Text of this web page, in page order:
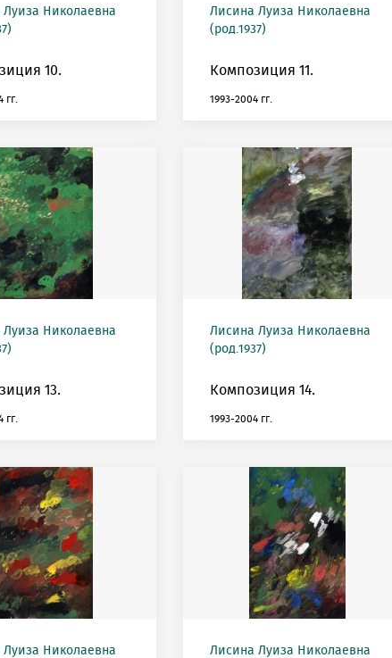
Николаевна
10.
гг.
Лисина Луиза Николаевна
(род.1937)
Композиция 11.
1993-2004 гг.
Николаевна
13.
гг.
Лисина Луиза Николаевна
(род.1937)
Композиция 14.
1993-2004 гг.
Николаевна
Лисина Луиза Николаевна